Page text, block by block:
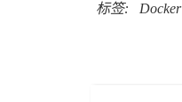
标签: Docker